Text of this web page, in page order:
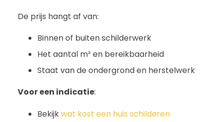
De prijs hangt af van:
Binnen of buiten schilderwerk
Het aantal m² en bereikbaarheid
Staat van de ondergrond en herstelwerk
Voor een indicatie:
Bekijkwat kost een huis schilderen